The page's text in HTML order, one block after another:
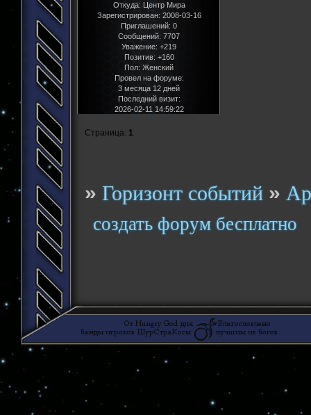
Откуда:Центр Мира
Зарегистрирован: 2008-03-16
Приглашений: 0
Сообщений: 7707
Уважение: +219
Позитив: +160
Пол:Женский
Провел на форуме:
3 месяца 12 дней
Последний визит:
2026-02-11 14:59:22
Страница: 1
»Горизонт событий »
создать форум бесплатно